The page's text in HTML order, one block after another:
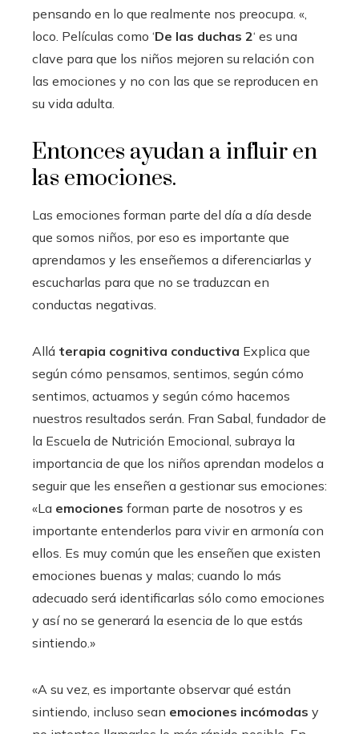
pensando en lo que realmente nos preocupa. «,
loco. Películas como ‘De las duchas 2‘ es una
clave para que los niños mejoren su relación con
las emociones y no con las que se reproducen en
su vida adulta.
Entonces ayudan a influir en
las emociones.
Las emociones forman parte del día a día desde
que somos niños, por eso es importante que
aprendamos y les enseñemos a diferenciarlas y
escucharlas para que no se traduzcan en
conductas negativas.
Allá terapia cognitiva conductiva Explica que
según cómo pensamos, sentimos, según cómo
sentimos, actuamos y según cómo hacemos
nuestros resultados serán. Fran Sabal, fundador de
la Escuela de Nutrición Emocional, subraya la
importancia de que los niños aprendan modelos a
seguir que les enseñen a gestionar sus emociones:
«La emociones forman parte de nosotros y es
importante entenderlos para vivir en armonía con
ellos. Es muy común que les enseñen que existen
emociones buenas y malas; cuando lo más
adecuado será identificarlas sólo como emociones
y así no se generará la esencia de lo que estás
sintiendo.»
«A su vez, es importante observar qué están
sintiendo, incluso sean emociones incómodas y